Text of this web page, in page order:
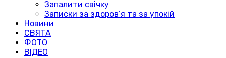
Запалити свічку
Записки за здоров’я та за упокій
Новини
СВЯТА
ФОТО
ВІДЕО